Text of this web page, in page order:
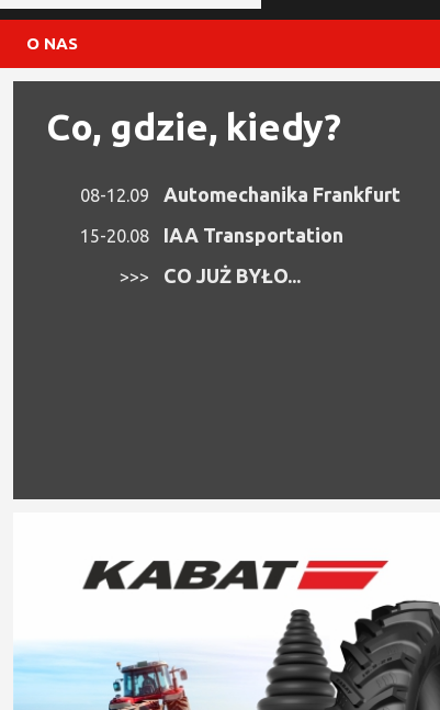
O NAS
Co, gdzie, kiedy?
08-12.09 Automechanika Frankfurt
15-20.08 IAA Transportation
>>> CO JUŻ BYŁO...